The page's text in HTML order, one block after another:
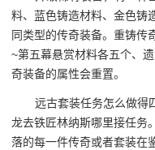
料、蓝色铸造材料、金色铸
同类型的传奇装备。重铸传
~第五幕悬赏材料各五个、
奇装备的属性会重置。
远古套装任务怎么做得
龙去铁匠林纳斯哪里接任务
落的每一件传奇或者套装在